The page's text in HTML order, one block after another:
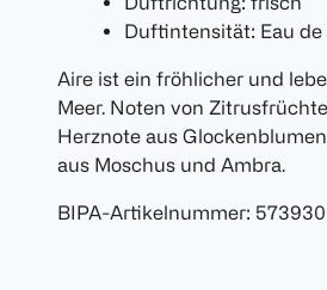
Duftintensität: Eau de
Aire ist ein fröhlicher und
Meer. Noten von
Herznote aus
aus Moschus und Ambra.
BIPA-Artikelnummer: 573930